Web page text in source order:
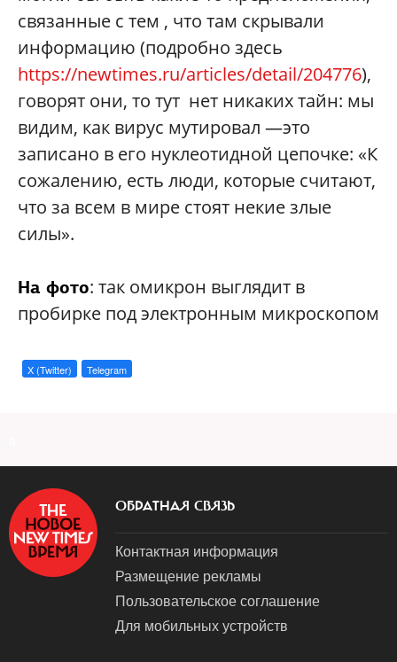
связанные с тем , что там скрывали
информацию (подробно здесь
https://newtimes.ru/articles/detail/204776),
говорят они, то тут нет никаких тайн: мы
видим, как вирус мутировал —это
записано в его нуклеотидной цепочке: «К
сожалению, есть люди, которые считают,
что за всем в мире стоят некие злые
силы».
На фото: так омикрон выглядит в
пробирке под электронным микроскопом
X (Twitter) Telegram
ОБРАТНАЯ СВЯЗЬ
Контактная информация
Размещение рекламы
Пользовательское соглашение
Для мобильных устройств